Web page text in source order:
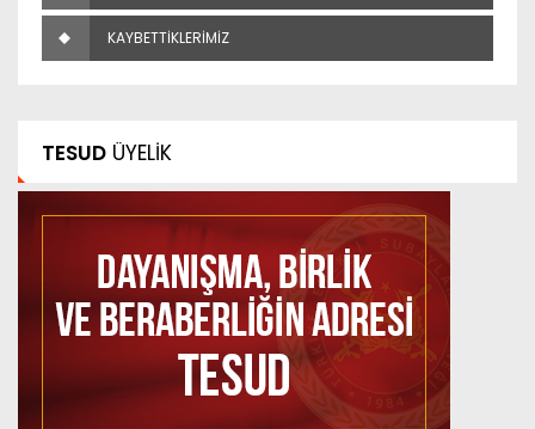
KAYBETTİKLERİMİZ
TESUD ÜYELİK